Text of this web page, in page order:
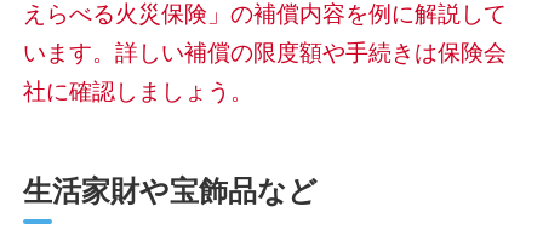
えらべる火災保険」の補償内容を例に解説して
います。詳しい補償の限度額や手続きは保険会
社に確認しましょう。
生活家財や宝飾品など